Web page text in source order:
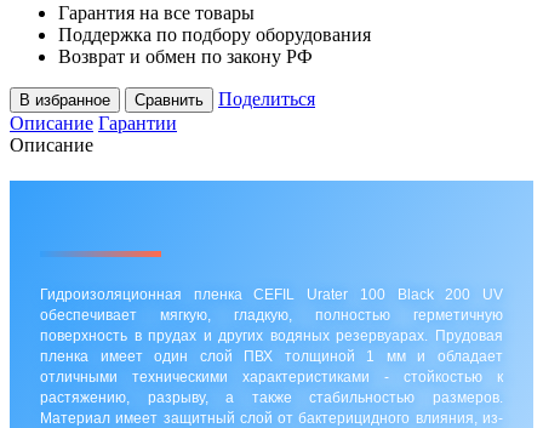
Гарантия на все товары
Поддержка по подбору оборудования
Возврат и обмен по закону РФ
В избранное Сравнить
Поделиться
Описание Гарантии
Описание
Гидроизоляционная пленка CEFIL Urater 100 Black 200 UV
обеспечивает мягкую, гладкую, полностью герметичную
поверхность в прудах и других водяных резервуарах. Прудовая
пленка имеет один слой ПВХ толщиной 1 мм и обладает
отличными техническими характеристиками - стойкостью к
растяжению, разрыву, а также стабильностью размеров.
Материал имеет защитный слой от бактерицидного влияния, из-